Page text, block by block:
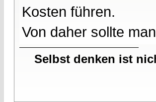
Kosten führen.
Von daher sollte
Selbst denken ist